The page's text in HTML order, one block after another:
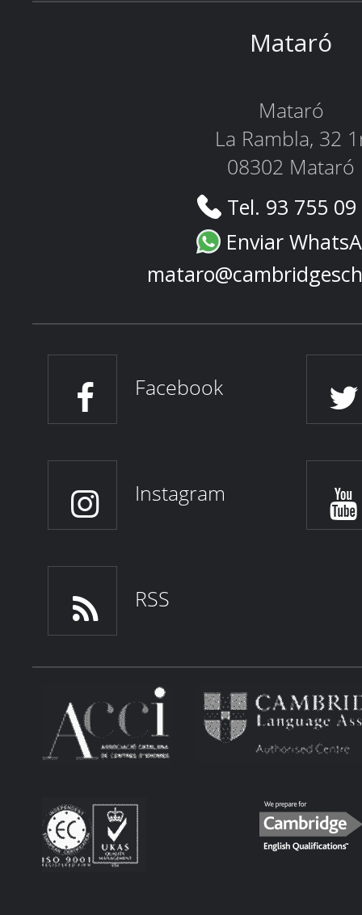
Mataró
Mataró
La Rambla, 32
08302 Mataró
Tel. 93 755
Enviar
Facebook
Instagram
RSS